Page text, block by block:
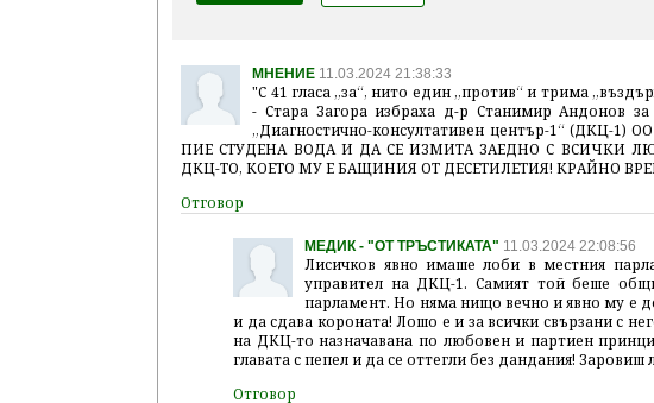
МНЕНИЕ 11.03.2024 21:38:33
"С 41 гласа „за“, нито един „против“ и трима
- Стара Загора избраха д-р Станимир Андонов
„Диагностично-консултативен център-1“ (ДКЦ-
ПИЕ СТУДЕНА ВОДА И ДА СЕ ИЗМИТА ЗАЕДНО С ВСИЧКИ
ДКЦ-ТО, КОЕТО МУ Е БАЩИНИЯ ОТ ДЕСЕТИЛЕТИЯ! КРАЙНО
МЕДИК - "ОТ ТРЪСТИКАТА" 11.03.2024 22:08:56
Лисичков явно имаше лоби в местния
управител на ДКЦ-1. Самият той беше
парламент. Но няма нищо вечно и явно му е
и да сдава короната! Лошо е и за всички свързани с
на ДКЦ-то назначавана по любовен и партиен
главата с пепел и да се оттегли без дандания!